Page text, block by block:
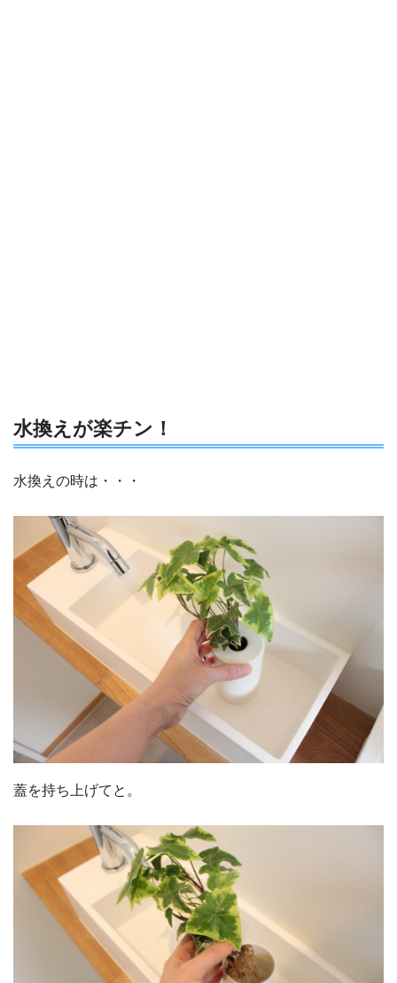
水換えが楽チン！
水換えの時は・・・
蓋を持ち上げてと。